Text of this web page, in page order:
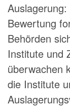
Bewertung
Behörden
Institute und
überwachen
die Institute